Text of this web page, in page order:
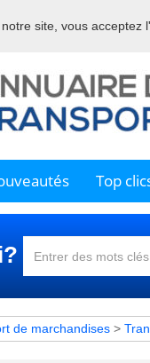
Top
de marchandises >
site, vous